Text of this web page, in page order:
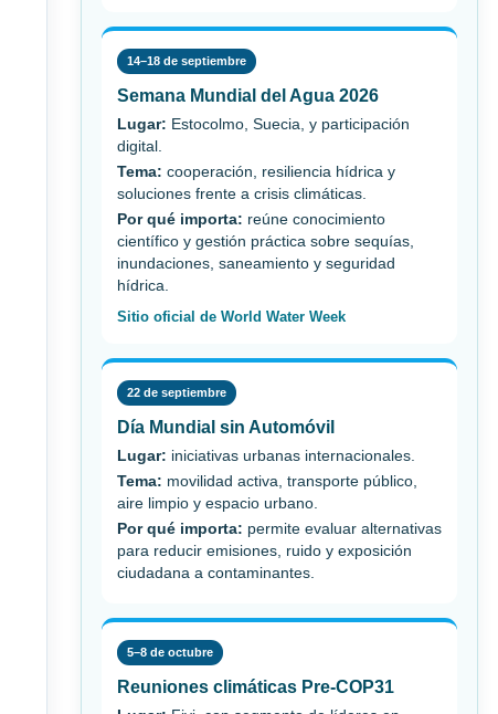
14–18 de septiembre
Semana Mundial del Agua 2026
Lugar: Estocolmo, Suecia, y participación
digital.
Tema: cooperación, resiliencia hídrica y
soluciones frente a crisis climáticas.
Por qué importa: reúne conocimiento
científico y gestión práctica sobre sequías,
inundaciones, saneamiento y seguridad
hídrica.
Sitio oficial de World Water Week
22 de septiembre
Día Mundial sin Automóvil
Lugar: iniciativas urbanas internacionales.
Tema: movilidad activa, transporte público,
aire limpio y espacio urbano.
Por qué importa: permite evaluar alternativas
para reducir emisiones, ruido y exposición
ciudadana a contaminantes.
5–8 de octubre
Reuniones climáticas Pre-COP31